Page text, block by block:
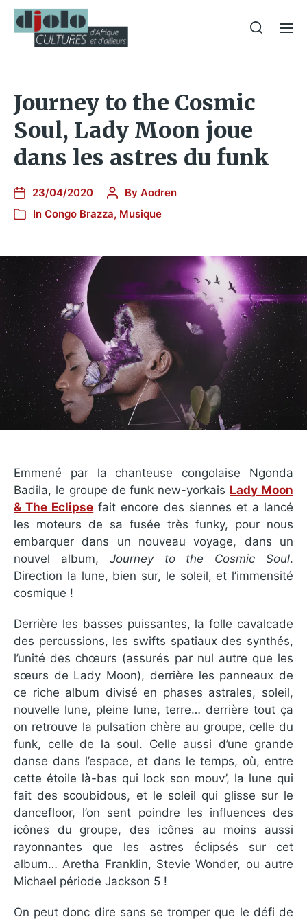
Journey to the Cosmic
Soul, Lady Moon joue
dans les astres du funk
23/04/2020 By Aodren
In Congo Brazza, Musique
Emmené par la chanteuse congolaise Ngonda
Badila, le groupe de funk new-yorkais Lady Moon
& The Eclipse fait encore des siennes et a lancé
les moteurs de sa fusée très funky, pour nous
embarquer dans un nouveau voyage, dans un
nouvel album, Journey to the Cosmic Soul.
Direction la lune, bien sur, le soleil, et l’immensité
cosmique !
Derrière les basses puissantes, la folle cavalcade
des percussions, les swifts spatiaux des synthés,
l’unité des chœurs (assurés par nul autre que les
sœurs de Lady Moon), derrière les panneaux de
ce riche album divisé en phases astrales, soleil,
nouvelle lune, pleine lune, terre… derrière tout ça
on retrouve la pulsation chère au groupe, celle du
funk, celle de la soul. Celle aussi d’une grande
danse dans l’espace, et dans le temps, où, entre
cette étoile là-bas qui lock son mouv’, la lune qui
fait des scoubidous, et le soleil qui glisse sur le
dancefloor, l’on sent poindre les influences des
icônes du groupe, des icônes au moins aussi
rayonnantes que les astres éclipsés sur cet
album… Aretha Franklin, Stevie Wonder, ou autre
Michael période Jackson 5 !
On peut donc dire sans se tromper que le défi de